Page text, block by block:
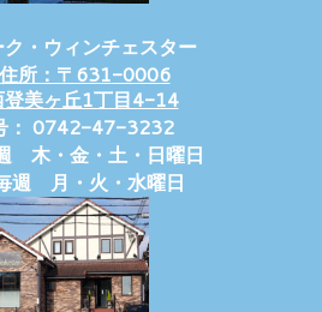
・ウィンチェスター
所：〒631-0006
登美ヶ丘1丁目4-14
： 0742-47-3232
木・金・土・日曜日
週 月・火・水曜日